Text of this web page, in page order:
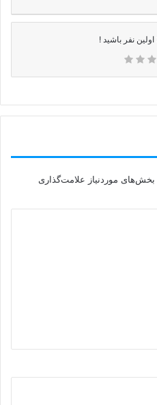
اولین نفر باشید !
بخش‌های موردنیاز علامت‌گذاری